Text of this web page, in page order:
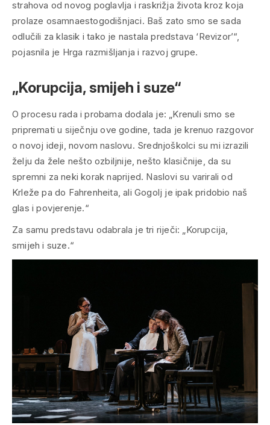
strahova od novog poglavlja i raskrižja života kroz koja
prolaze osamnaestogodišnjaci. Baš zato smo se sada
odlučili za klasik i tako je nastala predstava ‘Revizor’“,
pojasnila je Hrga razmišljanja i razvoj grupe.
„Korupcija, smijeh i suze“
O procesu rada i probama dodala je: „Krenuli smo se
pripremati u siječnju ove godine, tada je krenuo razgovor
o novoj ideji, novom naslovu. Srednjoškolci su mi izrazili
želju da žele nešto ozbiljnije, nešto klasičnije, da su
spremni za neki korak naprijed. Naslovi su varirali od
Krleže pa do Fahrenheita, ali Gogolj je ipak pridobio naš
glas i povjerenje.“
Za samu predstavu odabrala je tri riječi: „Korupcija,
smijeh i suze.“